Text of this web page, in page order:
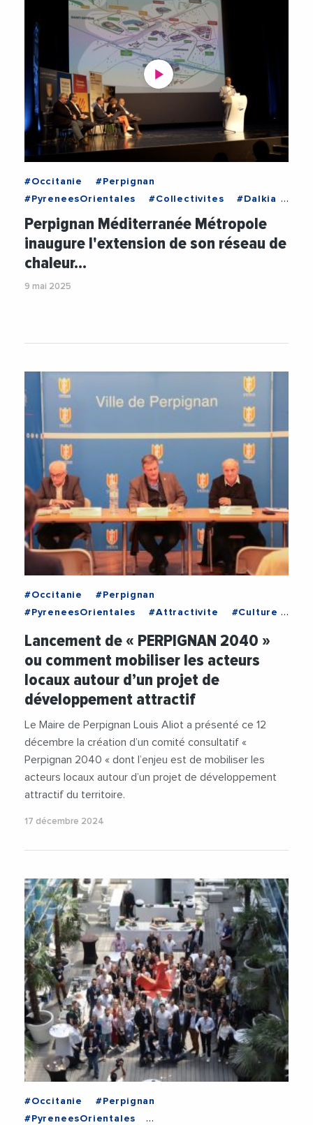
#Occitanie
#Perpignan
#PyreneesOrientales
#Collectivites
#Dalkia
#Energie
#EnergiesRenouvelables
#Environnement
#PerpignanMediterraneeMetropole
#PrefectureDesPyreneesOrientales
#RobertVila
Perpignan Méditerranée Métropole
inaugure l'extension de son réseau de
chaleur…
9 mai 2025
#Occitanie
#Perpignan
#PyreneesOrientales
#Attractivite
#Culture
#Patrimoine
#PerpignanMediterraneeMetropole
#PhilippeMocellin
#Tourisme
#VilleDePerpignan
Lancement de « PERPIGNAN 2040 »
ou comment mobiliser les acteurs
locaux autour d’un projet de
développement attractif
Le Maire de Perpignan Louis Aliot a présenté ce 12
décembre la création d’un comité consultatif «
Perpignan 2040 « dont l’enjeu est de mobiliser les
acteurs locaux autour d’un projet de développement
attractif du territoire.
17 décembre 2024
#Occitanie
#Perpignan
#PyreneesOrientales